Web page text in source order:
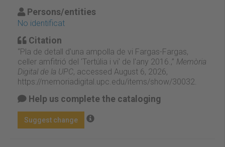
Persons/entities
No identificat
Citation
“Pla de detall d'una ampolla de vi Fargas-Fargas,
celler amfitrió del 'Tertúlia i vi' de l'any 2016.,” Memòria
Digital de la UPC, accessed August 6, 2026,
https://memoriadigital.upc.edu/items/show/30032
Help us complete the cataloging
Suggest change